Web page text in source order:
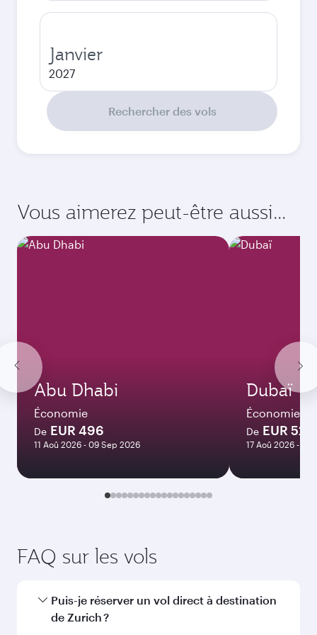
Janvier
2027
Rechercher des vols
Vous aimerez peut-être aussi...
Abu Dhabi
Économie
De EUR 496
11 Aoû 2026 - 09 Sep 2026
Dubaï
Économie
De EUR 527
17 Aoû 2026 - 14
FAQ sur les vols
Puis-je réserver un vol direct à destination
de Zurich ?